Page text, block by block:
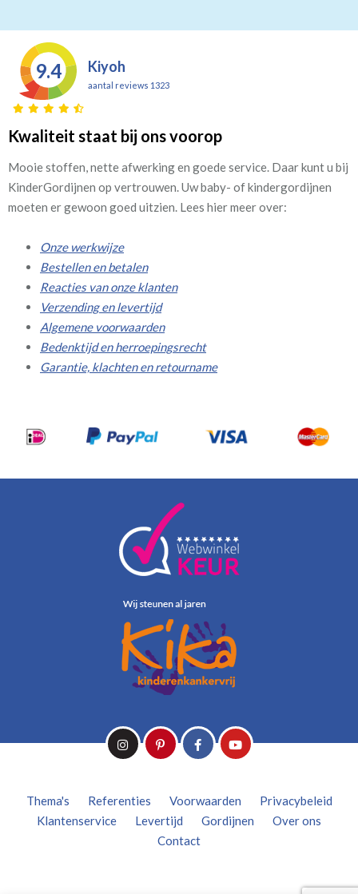
9.4 Kiyoh
aantal reviews 1323
Kwaliteit staat bij ons voorop
Mooie stoffen, nette afwerking en goede service. Daar kunt u bij
KinderGordijnen op vertrouwen. Uw baby- of kindergordijnen
moeten er gewoon goed uitzien. Lees hier meer over:
Onze werkwijze
Bestellen en betalen
Reacties van onze klanten
Verzending en levertijd
Algemene voorwaarden
Bedenktijd en herroepingsrecht
Garantie, klachten en retourname
Thema's Referenties Voorwaarden
Privacybeleid
Klantenservice
Levertijd Gordijnen
Over ons
Contact